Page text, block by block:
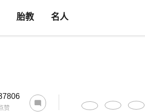
胎教 名人
赞